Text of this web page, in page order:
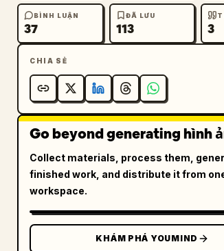
BÌNH LUẬN
37
ĐÃ LƯU
113 3
CHIA SẺ
Go beyond generating hình
Collect materials, process them,
finished work, and distribute it from
workspace.
KHÁM PHÁ YOUMIND